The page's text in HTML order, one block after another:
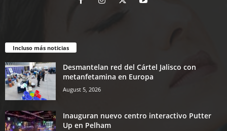
Incluso más noticias
Desmantelan red del Cártel Jalisco con
metanfetamina en Europa
August 5, 2026
Inauguran nuevo centro interactivo Putter
Up en Pelham